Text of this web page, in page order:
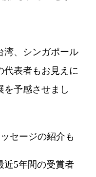
湾、シンガポール
代表者もお見えに
を予感させまし
セージの紹介も
近5年間の受賞者